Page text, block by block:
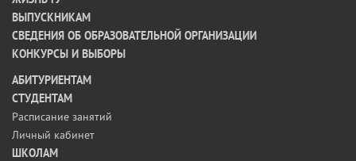
ВЫПУСКНИКАМ
СВЕДЕНИЯ ОБ ОБРАЗОВАТЕЛЬНОЙ ОРГАНИЗАЦИИ
КОНКУРСЫ И ВЫБОРЫ
АБИТУРИЕНТАМ
СТУДЕНТАМ
Расписание занятий
Личный кабинет
ШКОЛАМ